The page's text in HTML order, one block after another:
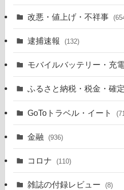
改悪・値上げ・不祥事
逮捕速報 (132)
モバイルバッテリー・充
ふるさと納税・税金・確
GoToトラベル・イート
金融 (936)
コロナ (110)
雑誌の付録レビュー (8)